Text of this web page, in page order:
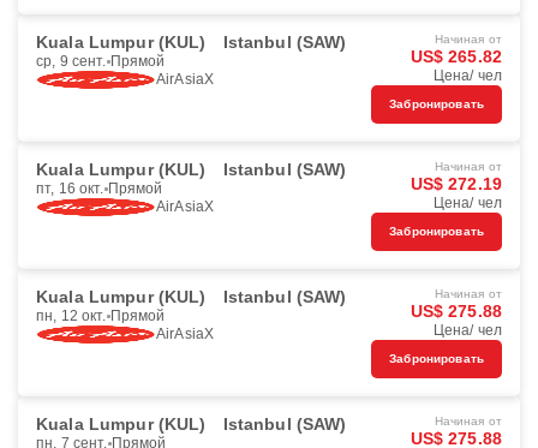
Kuala Lumpur (KUL) Istanbul (SAW)
ср, 9 сент. Прямой
AirAsiaX
Начиная от
US$ 265.82
Цена/ чел
Забронировать
Kuala Lumpur (KUL) Istanbul (SAW)
пт, 16 окт. Прямой
AirAsiaX
Начиная от
US$ 272.19
Цена/ чел
Забронировать
Kuala Lumpur (KUL) Istanbul (SAW)
пн, 12 окт. Прямой
AirAsiaX
Начиная от
US$ 275.88
Цена/ чел
Забронировать
Kuala Lumpur (KUL) Istanbul (SAW)
пн, 7 сент. Прямой
Начиная от
US$ 275.88